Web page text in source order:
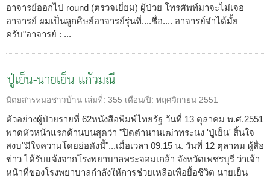
อาจารย์ออกไป round (ตรวจเยี่ยม) ผู้ป่วย โทรศัพท์มาจะไม่เจอ
อาจารย์ ผมเป็นลูกศิษย์อาจารย์รุ่นที่....ชื่อ.... อาจารย์จำได้มั้ย
ครับ"อาจารย์ : ...
ปู่เย็น-นายเย็น แก้วมณี
นิตยสารหมอชาวบ้าน เล่มที่: 355 เดือน/ปี: พฤศจิกายน 2551
ตัวอย่างผู้ป่วยรายที่ 62หนังสือพิมพ์ไทยรัฐ วันที่ 13 ตุลาคม พ.ศ.2551
พาดหัวหน้าแรกด้านบนสุดว่า "ปิดตำนานเฒ่าทระนง 'ปู่เย็น' สิ้นใจ
สงบ"มีใจความโดยย่อดังนี้"...เมื่อเวลา 09.15 น. วันที่ 12 ตุลาคม ผู้สื่อ
ข่าว ได้รับแจ้งจากโรงพยาบาลพระจอมเกล้า จังหวัดเพชรบุรี ว่าเจ้า
หน้าที่ของโรงพยาบาลกำลังให้การช่วยเหลือเพื่อยื้อชีวิต นายเย็น